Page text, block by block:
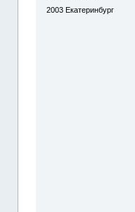
2003 Екатеринбург